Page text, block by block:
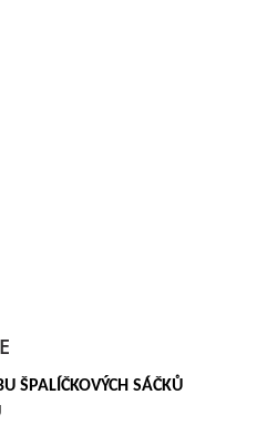
ŠPALÍČKOVÝCH SÁČKŮ